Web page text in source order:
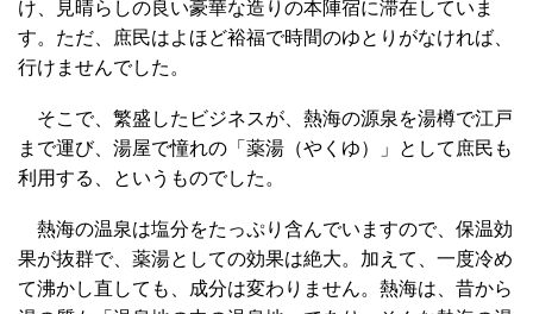
け、見晴らしの良い豪華な造りの本陣宿に滞在していま
す。ただ、庶民はよほど裕福で時間のゆとりがなければ、
行けませんでした。
そこで、繁盛したビジネスが、熱海の源泉を湯樽で江戸
まで運び、湯屋で憧れの「薬湯（やくゆ）」として庶民も
利用する、というものでした。
熱海の温泉は塩分をたっぷり含んでいますので、保温効
果が抜群で、薬湯としての効果は絶大。加えて、一度冷め
て沸かし直しても、成分は変わりません。熱海は、昔から